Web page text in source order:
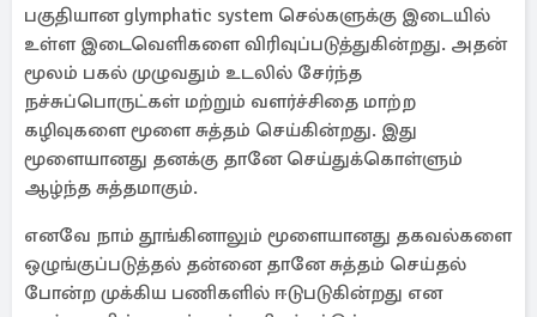
பகுதியான glymphatic system செல்களுக்கு இடையில்
உள்ள இடைவெளிகளை விரிவுப்படுத்துகின்றது. அதன்
மூலம் பகல் முழுவதும் உடலில் சேர்ந்த
நச்சுப்பொருட்கள் மற்றும் வளர்ச்சிதை மாற்ற
கழிவுகளை மூளை சுத்தம் செய்கின்றது. இது
மூளையானது தனக்கு தானே செய்துக்கொள்ளும்
ஆழ்ந்த சுத்தமாகும்.
எனவே நாம் தூங்கினாலும் மூளையானது தகவல்களை
ஒழுங்குப்படுத்தல் தன்னை தானே சுத்தம் செய்தல்
போன்ற முக்கிய பணிகளில் ஈடுபடுகின்றது என